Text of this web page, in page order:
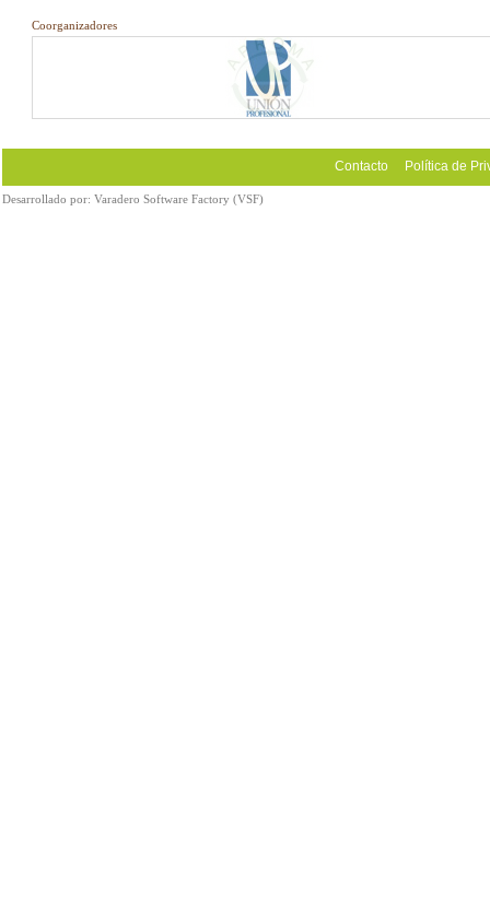
Coorganizadores
Contacto Política de
Desarrollado por: Varadero Software Factory (VSF)